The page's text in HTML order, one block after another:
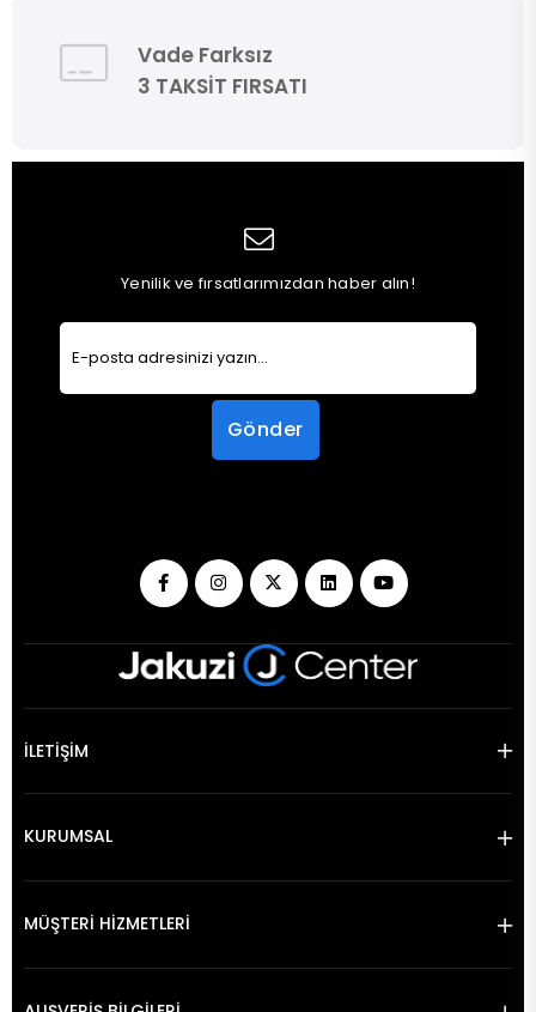
Vade Farksız
3 TAKSİT FIRSATI
Yenilik ve fırsatlarımızdan haber alın!
Gönder
İLETİŞİM
KURUMSAL
MÜŞTERİ HİZMETLERİ